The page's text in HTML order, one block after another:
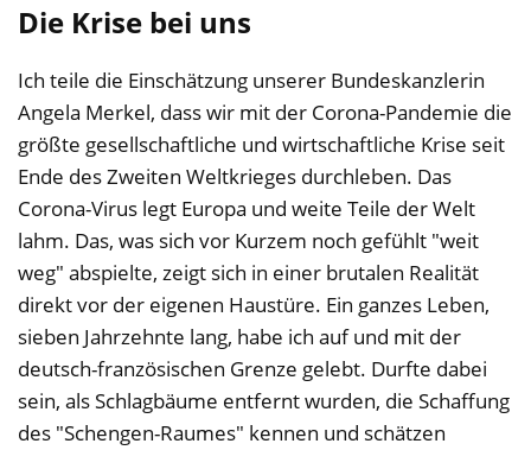
Die Krise bei uns
Ich teile die Einschätzung unserer Bundeskanzlerin
Angela Merkel, dass wir mit der Corona-Pandemie die
größte gesellschaftliche und wirtschaftliche Krise seit
Ende des Zweiten Weltkrieges durchleben. Das
Corona-Virus legt Europa und weite Teile der Welt
lahm. Das, was sich vor Kurzem noch gefühlt "weit
weg" abspielte, zeigt sich in einer brutalen Realität
direkt vor der eigenen Haustüre. Ein ganzes Leben,
sieben Jahrzehnte lang, habe ich auf und mit der
deutsch-französischen Grenze gelebt. Durfte dabei
sein, als Schlagbäume entfernt wurden, die Schaffung
des "Schengen-Raumes" kennen und schätzen